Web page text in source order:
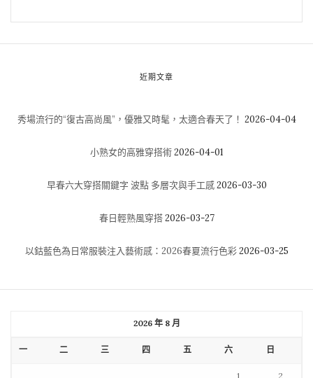
近期文章
秀場流行的“復古高尚風”，優雅又時髦，太適合春天了！ 2026-04-04
小熟女的高雅穿搭術 2026-04-01
早春六大穿搭關鍵字 波點 多層次與手工感 2026-03-30
春日輕熟風穿搭 2026-03-27
以鈷藍色為日常服裝注入藝術感：2026春夏流行色彩 2026-03-25
2026 年 8 月
一 二 三 四 五 六 日
1 2